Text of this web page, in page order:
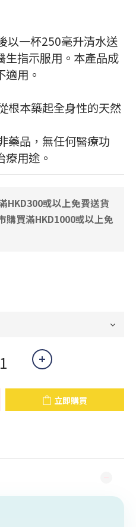
以一杯250毫升清水送
生指示服用。本產品成
用。
根本築起全身性的天然
藥品，無任何醫療功
用途。
HKD300或以上免費送貨
購買滿HKD1000或以上免
立即購買